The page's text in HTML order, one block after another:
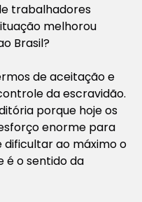
trabalhadores
melhorou
Brasil?
de aceitação e
da escravidão.
porque hoje os
enorme para
dificultar ao máximo o
é o sentido da